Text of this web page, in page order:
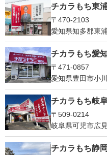
チカラもち東
〒470-2103
愛知県知多郡東
チカラもち愛
〒471-0857
愛知県豊田市小
チカラもち岐
〒509-0214
岐阜県可児市広
チカラもち静